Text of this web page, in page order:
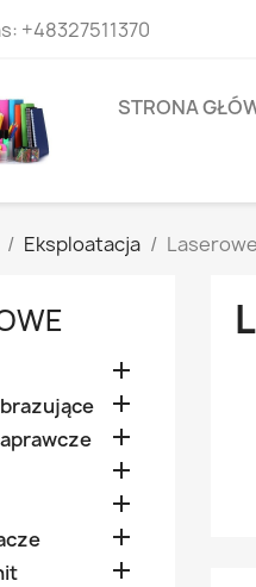
+48327511370
STRONA
Eksploatacja






